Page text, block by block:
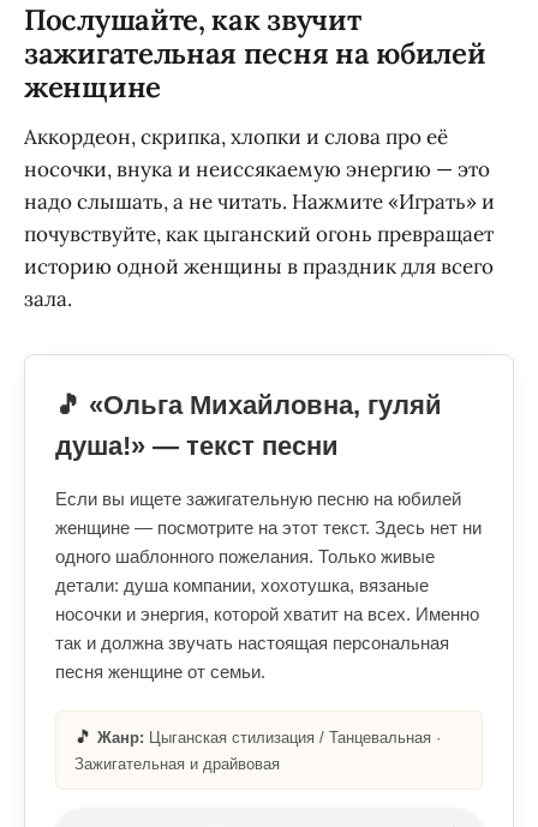
Послушайте, как звучит
зажигательная песня на юбилей
женщине
Аккордеон, скрипка, хлопки и слова про её
носочки, внука и неиссякаемую энергию — это
надо слышать, а не читать. Нажмите «Играть» и
почувствуйте, как цыганский огонь превращает
историю одной женщины в праздник для всего
зала.
🎵 «Ольга Михайловна, гуляй
душа!» — текст песни
Если вы ищете зажигательную песню на юбилей
женщине — посмотрите на этот текст. Здесь нет ни
одного шаблонного пожелания. Только живые
детали: душа компании, хохотушка, вязаные
носочки и энергия, которой хватит на всех. Именно
так и должна звучать настоящая персональная
песня женщине от семьи.
🎵 Жанр: Цыганская стилизация / Танцевальная ·
Зажигательная и драйвовая